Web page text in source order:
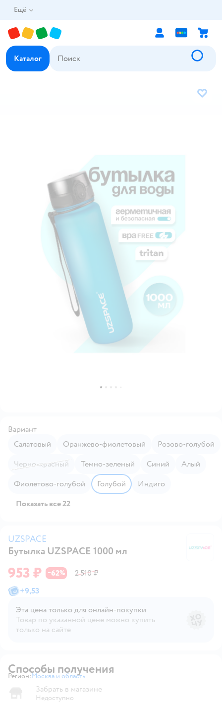
Ещё
Каталог
В
Вариант
Салатовый
Оранжево-фиолетовый
Розово-голубой
Черно-красный
Темно-зеленый Синий
Алый
Фиолетово-голубой
Голубой
Индиго
Показать все 22
UZSPACE
Бутылка UZSPACE 1000 мл
953 ₽ −62%
2 510 ₽
+9,53
Эта цена только для онлайн‑покупки
Товар по указанной цене можно купить
только на сайте
Способы получения
Регион: Выбор адреса доставки.
Москва и область
Забрать в магазине
Недоступно